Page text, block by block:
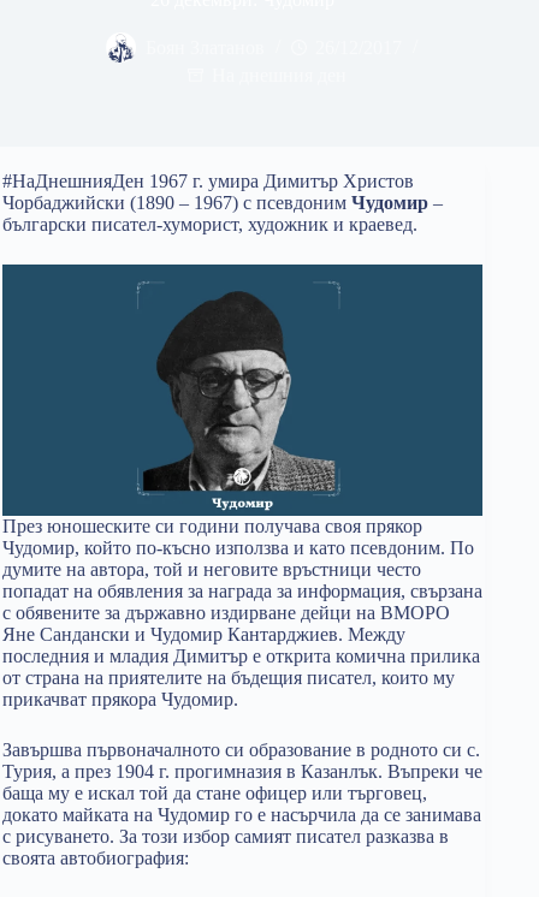
#НаДнешнияДен 1967 г. умира Димитър Христов
Чорбаджийски (1890 – 1967) с псевдоним Чудомир –
български писател-хуморист, художник и краевед.
През юношеските си години получава своя прякор
Чудомир, който по-късно използва и като псевдоним. По
думите на автора, той и неговите връстници често
попадат на обявления за награда за информация, свързана
с обявените за държавно издирване дейци на ВМОРО
Яне Сандански и Чудомир Кантарджиев. Между
последния и младия Димитър е открита комична прилика
от страна на приятелите на бъдещия писател, които му
прикачват прякора Чудомир.
Завършва първоначалното си образование в родното си с.
Турия, а през 1904 г. прогимназия в Казанлък. Въпреки че
баща му е искал той да стане офицер или търговец,
докато майката на Чудомир го е насърчила да се занимава
с рисуването. За този избор самият писател разказва в
своята автобиография: